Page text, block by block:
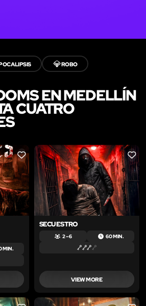
💎ROBO
EN MEDELLÍN
CUATRO
LIKE
MIN.
LIKE
SECUESTRO
2 – 6 60 MIN.
VIEW MORE